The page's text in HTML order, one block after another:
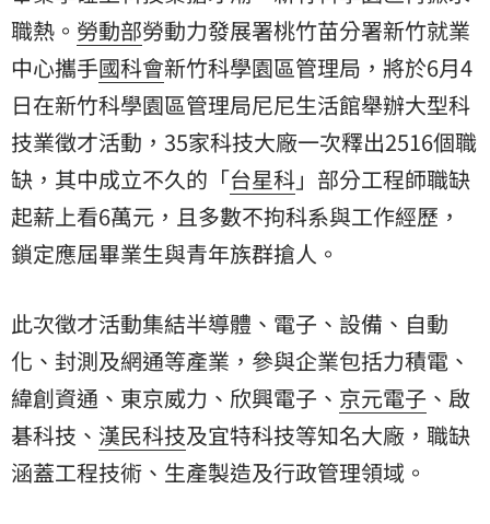
職熱。 勞動部勞動力發展署桃竹苗分署新竹就業
中心攜手國科會新竹科學園區管理局，將於6月4
日在新竹科學園區管理局尼尼生活館舉辦大型科
技業徵才活動，35家科技大廠一次釋出2516個職
缺，其中成立不久的「台星科」部分工程師職缺
起薪上看6萬元，且多數不拘科系與工作經歷，
鎖定應屆畢業生與青年族群搶人。
此次徵才活動集結半導體、電子、設備、自動
化、封測及網通等產業，參與企業包括力積電、
緯創資通 、東京威力、欣興電子、 京元電子 、啟
碁科技、 漢民科技及宜特科技等知名大廠，職缺
涵蓋工程技術、生產製造及行政管理領域。